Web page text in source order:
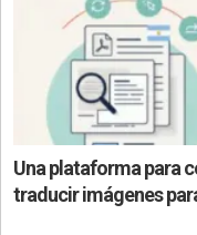
Una plataforma para
traducir imágenes